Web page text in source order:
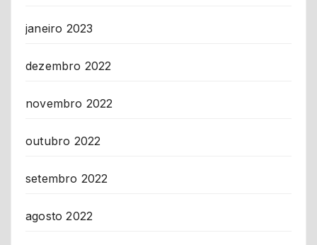
janeiro 2023
dezembro 2022
novembro 2022
outubro 2022
setembro 2022
agosto 2022